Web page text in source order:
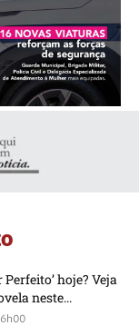
hoje? Veja
neste...